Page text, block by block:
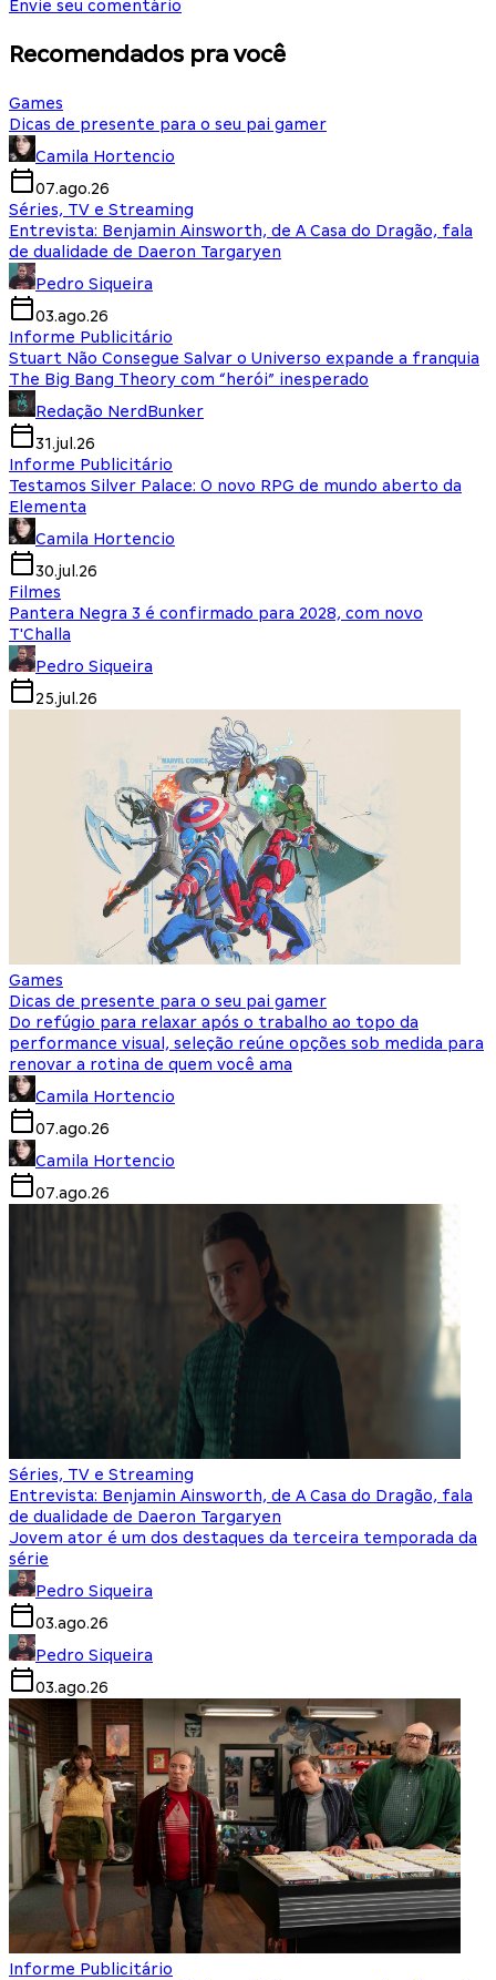
Envie seu comentário
Recomendados pra você
Games
Dicas de presente para o seu pai gamer
Camila Hortencio
07.ago.26
Séries, TV e Streaming
Entrevista: Benjamin Ainsworth, de A Casa do Dragão, fala
de dualidade de Daeron Targaryen
Pedro Siqueira
03.ago.26
Informe Publicitário
Stuart Não Consegue Salvar o Universo expande a franquia
The Big Bang Theory com “herói” inesperado
Redação NerdBunker
31.jul.26
Informe Publicitário
Testamos Silver Palace: O novo RPG de mundo aberto da
Elementa
Camila Hortencio
30.jul.26
Filmes
Pantera Negra 3 é confirmado para 2028, com novo
T'Challa
Pedro Siqueira
25.jul.26
Games
Dicas de presente para o seu pai gamer
Do refúgio para relaxar após o trabalho ao topo da
performance visual, seleção reúne opções sob medida para
renovar a rotina de quem você ama
Camila Hortencio
07.ago.26
Camila Hortencio
07.ago.26
Séries, TV e Streaming
Entrevista: Benjamin Ainsworth, de A Casa do Dragão, fala
de dualidade de Daeron Targaryen
Jovem ator é um dos destaques da terceira temporada da
série
Pedro Siqueira
03.ago.26
Pedro Siqueira
03.ago.26
Informe Publicitário